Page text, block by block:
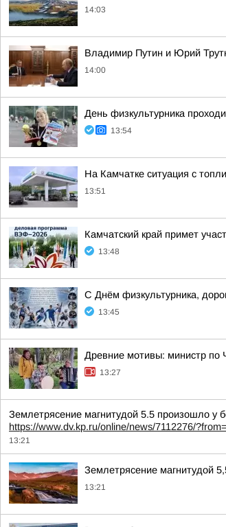
14:03
Владимир Путин и Юрий
14:00
День физкультурника
13:54
На Камчатке ситуация с
13:51
Камчатский край примет
13:48
С Днём физкультурника,
13:45
Древние мотивы: министр
13:27
Землетрясение магнитудой 5.5 произошло у
https://www.dv.kp.ru/online/news/7112276/
13:21
Землетрясение магнитудой
13:21